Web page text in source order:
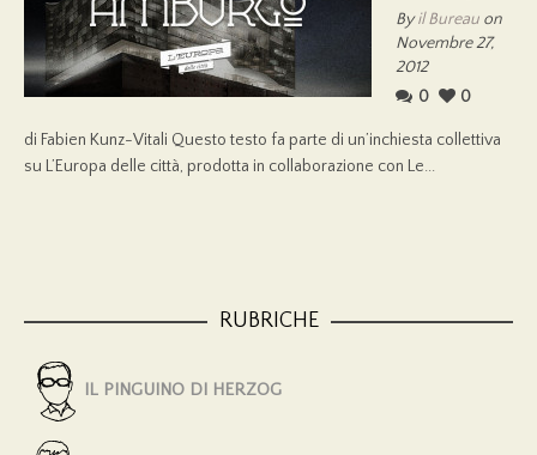
Byil Bureau on
Novembre 27,
2012
0
0
di Fabien Kunz-Vitali Questo testo fa parte di un’inchiesta collettiva
su L’Europa delle città, prodotta in collaborazione con Le...
RUBRICHE
IL PINGUINO DI HERZOG